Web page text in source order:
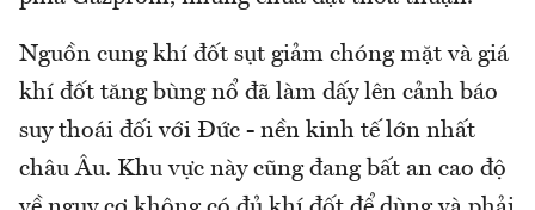
Nguồn cung khí đốt sụt giảm chóng mặt và giá
khí đốt tăng bùng nổ đã làm dấy lên cảnh báo
suy thoái đối với Đức - nền kinh tế lớn nhất
châu Âu. Khu vực này cũng đang bất an cao độ